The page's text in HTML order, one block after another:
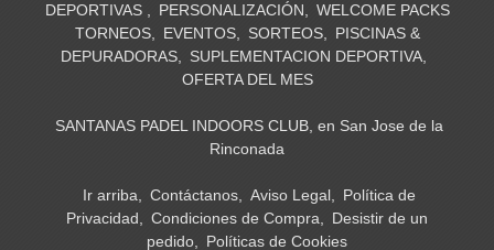
DEPORTIVAS
PERSONALIZACIÓN
WELCOME PACKS
TORNEOS
EVENTOS SORTEOS
PISCINAS &
DEPURADORAS
SUPLEMENTACION DEPORTIVA
OFERTA DEL MES
SANTANAS PADEL INDOORS CLUB, en San Jose de la
Rinconada
Ir arriba Contáctanos Aviso Legal
Política de
Privacidad
Condiciones de Compra
Desistir de un
pedido
Políticas de Cookies